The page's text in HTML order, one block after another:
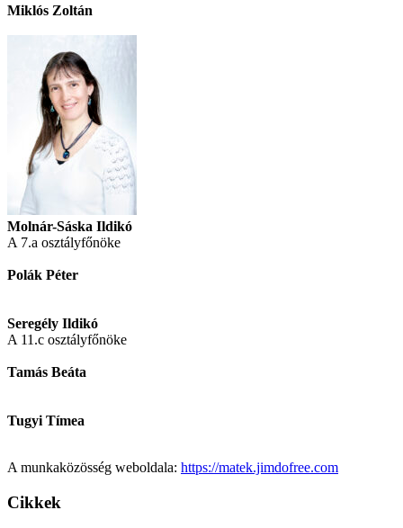
Miklós Zoltán
Molnár-Sáska Ildikó
A 7.a osztályfőnöke
Polák Péter
Seregély Ildikó
A 11.c osztályfőnöke
Tamás Beáta
Tugyi Tímea
A munkaközösség weboldala: https://matek.jimdofree.com
Cikkek